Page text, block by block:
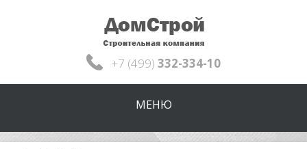
+7 (499) 332-334-10
МЕНЮ